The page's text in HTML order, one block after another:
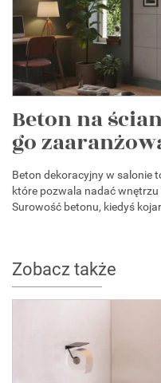
Beton na
go
Beton dekoracyjny w salonie
które pozwala nadać
Surowość betonu, kiedyś
Zobacz także